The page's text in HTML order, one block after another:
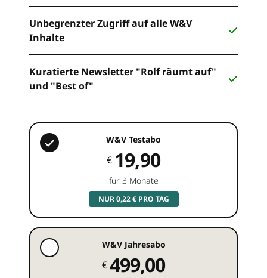
Unbegrenzter Zugriff auf alle W&V
Inhalte
Kuratierte Newsletter "Rolf räumt auf"
und "Best of"
W&V Testabo
€ 19,90
für 3 Monate
NUR 0,22 € PRO TAG
W&V Jahresabo
€499,00